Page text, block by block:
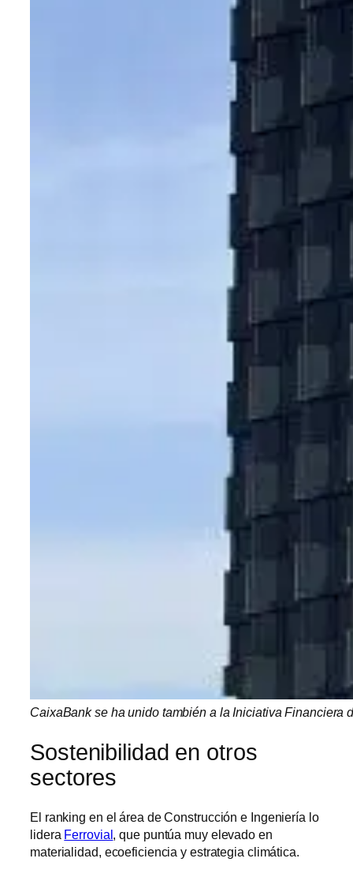
CaixaBank se ha unido también a la Iniciativa
Sostenibilidad en otros
sectores
El ranking en el área de Construcción e Ingeniería lo
lidera Ferrovial , que puntúa muy elevado en
materialidad, ecoeficiencia y estrategia climática.